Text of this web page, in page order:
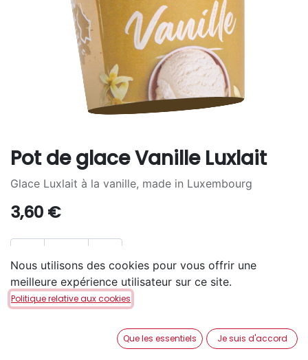
Pot de glace Vanille Luxlait
Glace Luxlait à la vanille, made in Luxembourg
3,60 €
AJOUTER AU PANIER
Disponible en retrait en magasin via notre service
Nous utilisons des cookies pour vous offrir une
meilleure expérience utilisateur sur ce site.
Politique relative aux cookies
Que les essentiels Je suis d'accord